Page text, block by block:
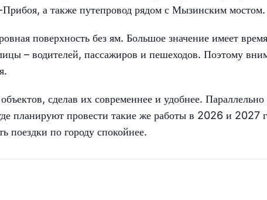
а также путепровод рядом с Мызинским мостом.
поверхность без ям. Большое значение имеет
– водителей, пассажиров и пешеходов. Поэтому
сделав их современнее и удобнее. Параллельно
планируют провести такие же работы в 2026 и 2027
поездки по городу спокойнее.